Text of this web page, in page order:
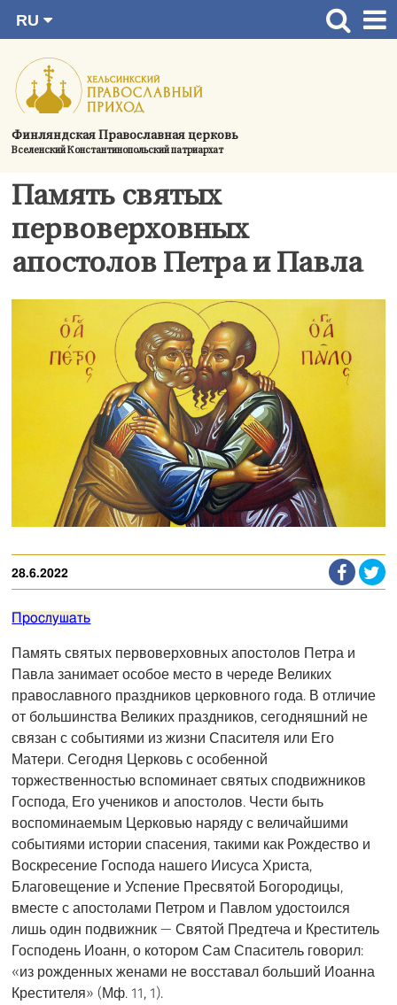
содержимому
Финляндская Православная церковь
Вселенский Константинопольский патриархат
RU
SV
EN
UA
Главная страница
Актуальное
Україна
О приходе
Контактная информация
Память святых
первоверховных
апостолов Петра и Павла
28.6.2022
Прослушать
Память святых первоверховных апостолов Петра и
Павла занимает особое место в череде Великих
православного праздников церковного года. В отличие
от большинства Великих праздников, сегодняшний не
связан с событиями из жизни Спасителя или Его
Матери. Сегодня Церковь с особенной
торжественностью вспоминает святых сподвижников
Господа, Его учеников и апостолов. Чести быть
воспоминаемым Церковью наряду с величайшими
событиями истории спасения, такими как Рождество и
Воскресение Господа нашего Иисуса Христа,
Благовещение и Успение Пресвятой Богородицы,
вместе с апостолами Петром и Павлом удостоился
лишь один подвижник — Святой Предтеча и Креститель
Господень Иоанн, о котором Сам Спаситель говорил:
«из рожденных женами не восставал больший Иоанна
Крестителя» (Мф. 11, 1).